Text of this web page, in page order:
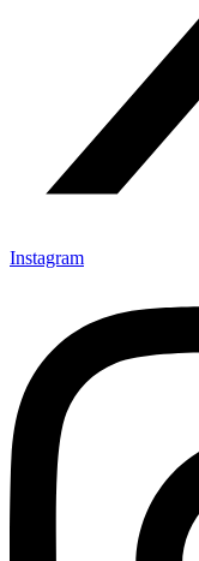
Instagram